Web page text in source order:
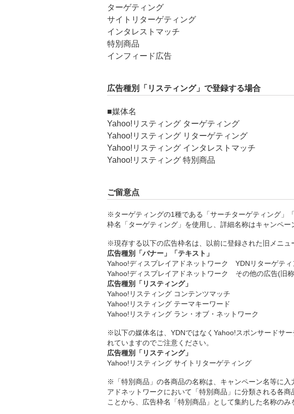
ターゲティング
サイトリターゲティング
インタレストマッチ
特別商品
インフィード広告
広告種別「リスティング」で登録する場合
■媒体名
Yahoo!リスティング ターゲティング
Yahoo!リスティング リターゲティング
Yahoo!リスティング インタレストマッチ
Yahoo!リスティング 特別商品
ご留意点
※ターゲティングの1種である「サーチターゲティング」
枠名「ターゲティング」を使用し、詳細名称はキャンペー
※現存する以下の広告枠名は、以前に登録された旧メニュ
広告種別「バナー」「テキスト」
Yahoo!ディスプレイアドネットワーク YDNリターゲティ
Yahoo!ディスプレイアドネットワーク その他の広告(旧
広告種別「リスティング」
Yahoo!リスティング コンテンツマッチ
Yahoo!リスティング テーマキーワード
Yahoo!リスティング ラン・オブ・ネットワーク
※以下の媒体名は、YDNではなくYahoo!スポンサードサ
れていますのでご注意ください。
広告種別「リスティング」
Yahoo!リスティング サイトリターゲティング
※「特別商品」の各商品の名称は、キャンペーン名等に入
アドネットワークにおいて「特別商品」に分類される各
ことから、広告枠名「特別商品」として集約した名称のみ